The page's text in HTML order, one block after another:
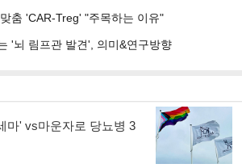
기
춤 'CAR-Treg' "주목하는 이유"
'뇌 림프관 발견', 의미&연구방향
마' vs마운자로 당뇨병 3